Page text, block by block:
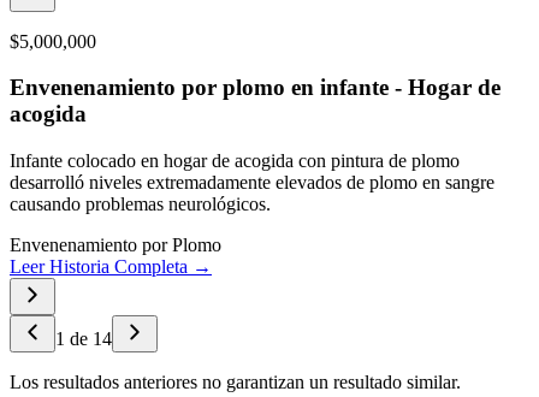
$5,000,000
Envenenamiento por plomo en infante - Hogar de
acogida
Infante colocado en hogar de acogida con pintura de plomo
desarrolló niveles extremadamente elevados de plomo en sangre
causando problemas neurológicos.
Envenenamiento por Plomo
Leer Historia Completa →
1 de 14
Los resultados anteriores no garantizan un resultado similar.